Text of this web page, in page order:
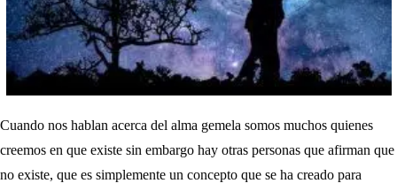
Cuando nos hablan acerca del alma gemela somos muchos quienes
creemos en que existe sin embargo hay otras personas que afirman que
no existe, que es simplemente un concepto que se ha creado para